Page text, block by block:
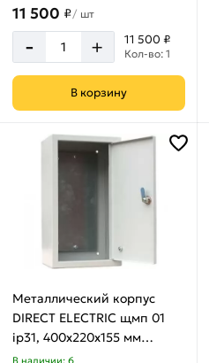
11 500 ₽/ шт
- + 11 500 ₽
Кол-во: 1
В корзину
Металлический корпус
DIRECT ELECTRIC щмп 01
ip31, 400x220x155 мм
DE16202005